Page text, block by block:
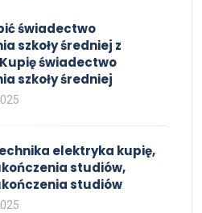
świadectwo
szkoły średniej z
świadectwo
szkoły średniej
elektryka kupię,
studiów,
studiów